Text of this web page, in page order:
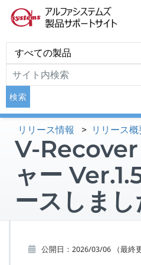
リリース情報 > リリース概
V-Recover
ャー
ースしまし
公開日： 2026/03/06 （最終